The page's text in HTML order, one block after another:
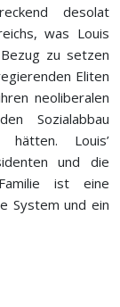
desolat
was Louis
zu setzen
Eliten
neoliberalen
Sozialabbau
hätten. Louis’
und die
ist eine
System und ein